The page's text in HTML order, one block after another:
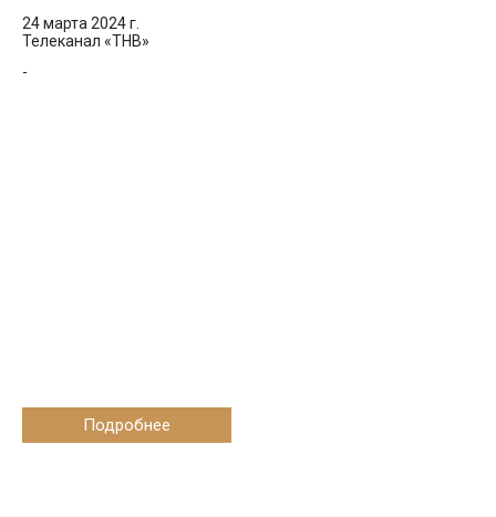
24 марта 2024 г.
Телеканал «ТНВ»
-
Подробнее